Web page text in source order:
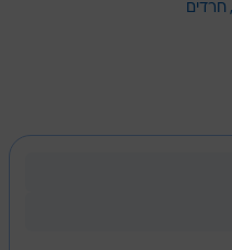
חרדים